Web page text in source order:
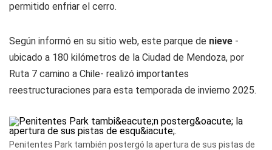
permitido enfriar el cerro.
Según informó en su sitio web, este parque de nieve -
ubicado a 180 kilómetros de la Ciudad de Mendoza, por
Ruta 7 camino a Chile- realizó importantes
reestructuraciones para esta temporada de invierno 2025.
Penitentes Park también postergó la apertura de sus pistas de